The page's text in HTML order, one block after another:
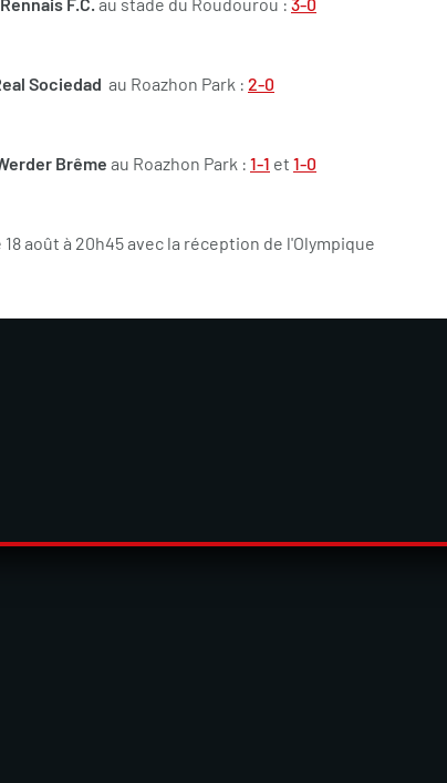
Sociedad au Roazhon Park : 2-0
Brême au Roazhon Park : 1-1 et 1-0
août à 20h45 avec la réception de l'Olympique